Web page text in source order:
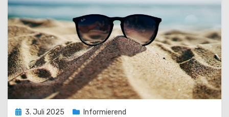
Posted
3. Juli 2025 Informierend